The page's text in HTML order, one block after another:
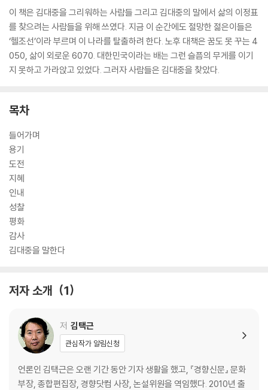
이 책은 김대중을 그리워하는 사람들 그리고 김대중의 말에서 삶의 이정표
를 찾으려는 사람들을 위해 쓰였다. 지금 이 순간에도 절망한 젊은이들은
‘헬조선’이라 부르며 이 나라를 탈출하려 한다. 노후 대책은 꿈도 못 꾸는 4
050, 삶이 외로운 6070. 대한민국이라는 배는 그런 슬픔의 무게를 이기
지 못하고 가라앉고 있었다. 그러자 사람들은 김대중을 찾았다.
목차
들어가며
용기
도전
지혜
인내
성찰
평화
감사
김대중을 말한다
저자 소개 1
저 김택근
관심작가 알림신청
언론인 김택근은 오랜 기간 동안 기자 생활을 했고, 『경향신문』 문화
부장, 종합편집장, 경향닷컴 사장, 논설위원을 역임했다. 2010년 출